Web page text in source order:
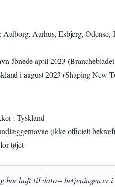
Aalborg, Aarhus, Esbjerg,
åbnede april 2023
i august 2023 (Shaping New
i Tyskland
(ikke officielt
tøjet
har haft til dato – betjeningen er